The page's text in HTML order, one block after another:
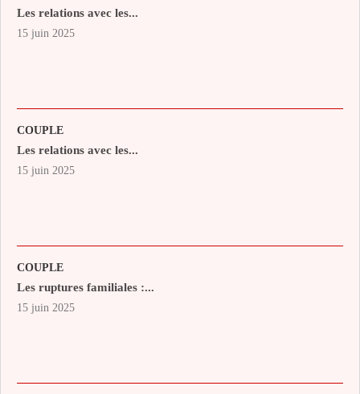
Les relations avec les...
15 juin 2025
COUPLE
Les relations avec les...
15 juin 2025
COUPLE
Les ruptures familiales :...
15 juin 2025